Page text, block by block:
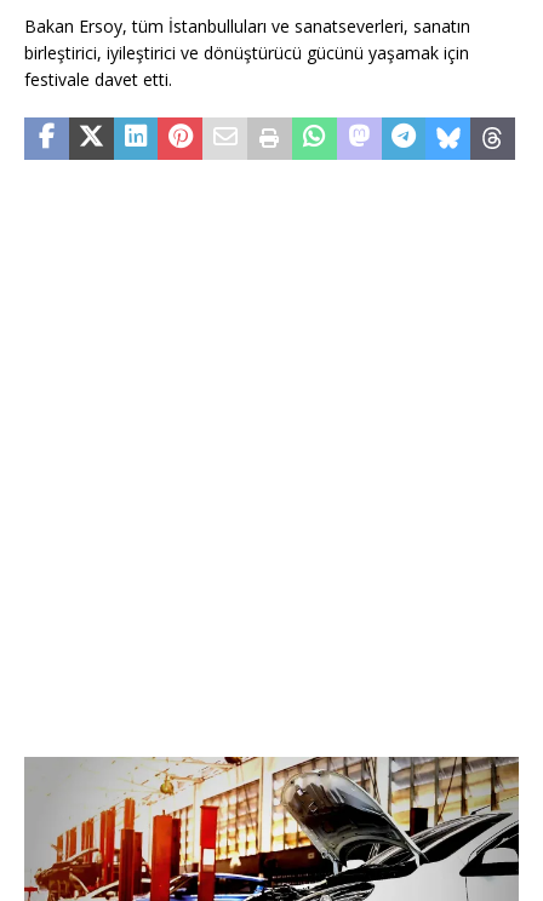
Bakan Ersoy, tüm İstanbulluları ve sanatseverleri, sanatın
birleştirici, iyileştirici ve dönüştürücü gücünü yaşamak için
festivale davet etti.